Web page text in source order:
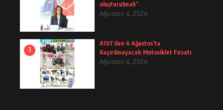
oluşturulmalı”
Ağustos 6, 2026
3
A101’den 6 Ağustos’ta
Kaçırılmayacak Motosiklet Fırsatı
Ağustos 6, 2026